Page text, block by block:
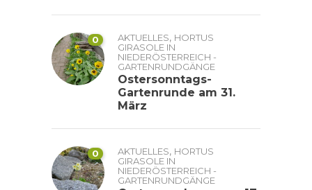
0 AKTUELLES, HORTUS
GIRASOLE IN
NIEDERÖSTERREICH -
GARTENRUNDGÄNGE
Ostersonntags-
Gartenrunde am 31.
März
0 AKTUELLES, HORTUS
GIRASOLE IN
NIEDERÖSTERREICH -
GARTENRUNDGÄNGE